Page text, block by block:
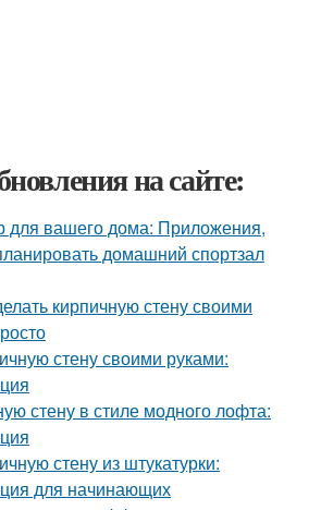
на сайте:
для вашего дома: Приложения,
домашний спортзал
кирпичную стену своими
стену своими руками:
стену в стиле модного лофта:
стену из штукатурки:
для начинающих